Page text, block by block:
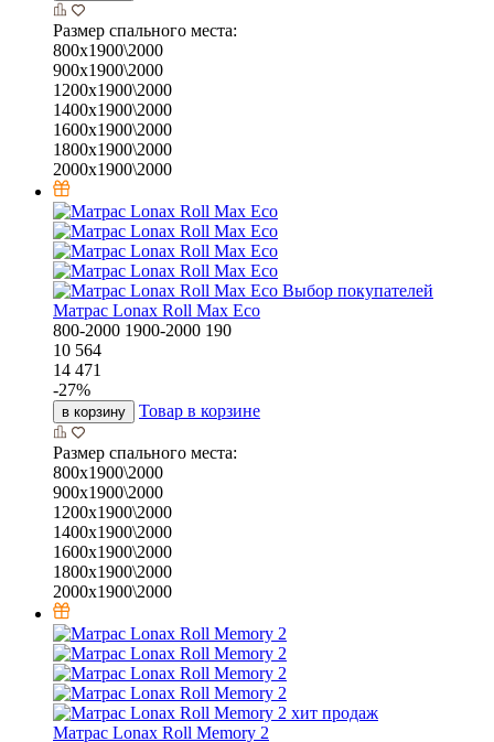
Размер спального места:
800х1900\2000
900х1900\2000
1200х1900\2000
1400х1900\2000
1600х1900\2000
1800х1900\2000
2000х1900\2000
Выбор покупателей
Матрас Lonax Roll Max Eco
800-2000 1900-2000 190
10 564
14 471
-27%
в корзину Товар в корзине
Размер спального места:
800х1900\2000
900х1900\2000
1200х1900\2000
1400х1900\2000
1600х1900\2000
1800х1900\2000
2000х1900\2000
хит продаж
Матрас Lonax Roll Memory 2